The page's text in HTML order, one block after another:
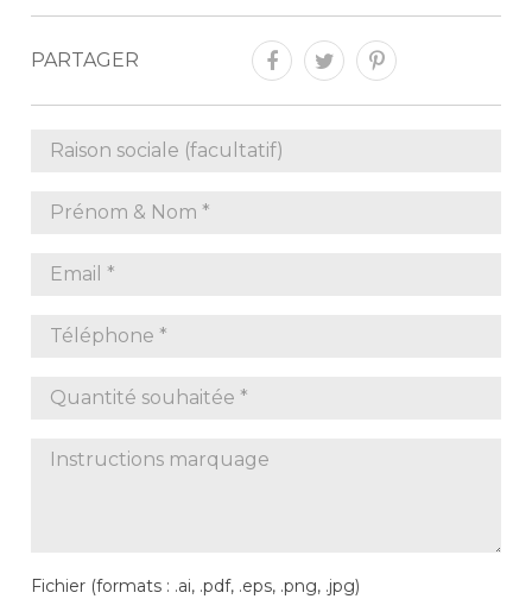
PARTAGER
Fichier (formats : .ai, .pdf, .eps, .png, .jpg)